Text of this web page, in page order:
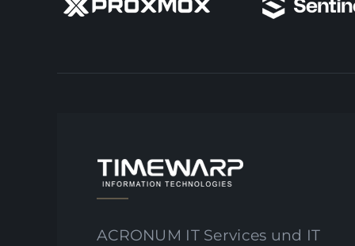
ACRONUM IT Services und IT